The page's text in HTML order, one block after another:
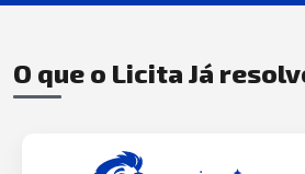
O que o Licita Já